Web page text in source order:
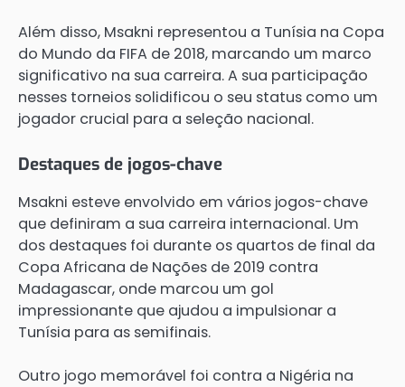
Além disso, Msakni representou a Tunísia na Copa
do Mundo da FIFA de 2018, marcando um marco
significativo na sua carreira. A sua participação
nesses torneios solidificou o seu status como um
jogador crucial para a seleção nacional.
Destaques de jogos-chave
Msakni esteve envolvido em vários jogos-chave
que definiram a sua carreira internacional. Um
dos destaques foi durante os quartos de final da
Copa Africana de Nações de 2019 contra
Madagascar, onde marcou um gol
impressionante que ajudou a impulsionar a
Tunísia para as semifinais.
Outro jogo memorável foi contra a Nigéria na